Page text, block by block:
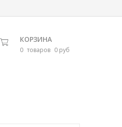
КОРЗИНА
0 товаров 0 руб